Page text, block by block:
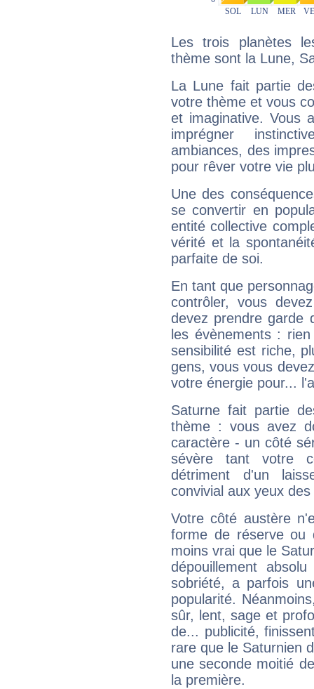
Les trois planètes
thème sont la Lune,
La Lune fait partie
votre thème et vous
et imaginative. Vous
imprégner
ambiances, des
pour rêver votre vie
Une des
se convertir en
entité collective
vérité et la
parfaite de soi.
En tant que
contrôler, vous
devez prendre garde
les évènements :
sensibilité est riche,
gens, vous vous
votre énergie pour...
Saturne fait partie
thème : vous avez
caractère - un côté
sévère tant votre
détriment d'un
convivial aux yeux
Votre côté austère
forme de réserve
moins vrai que le
dépouillement
sobriété, a parfois
popularité.
sûr, lent, sage et
de... publicité,
rare que le Saturnien
une seconde moitié
la première.